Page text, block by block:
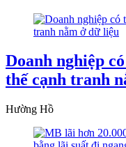
Doanh nghiệp
thế cạnh tranh
Hường Hồ